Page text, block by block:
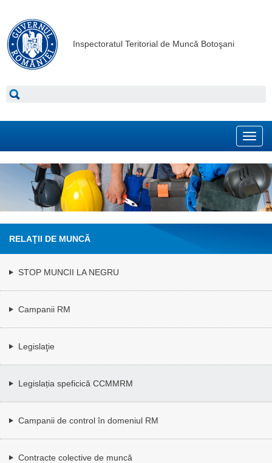
Inspectoratul Teritorial de Muncă Botoşani
RELAŢII DE MUNCĂ
STOP MUNCII LA NEGRU
Campanii RM
Legislaţie
Legislația speficică CCMMRM
Campanii de control în domeniul RM
Contracte colective de muncă